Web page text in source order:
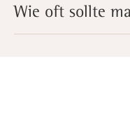
Wie oft sollte